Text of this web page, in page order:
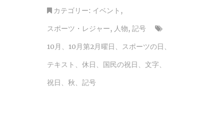
カテゴリー: イベント ,
スポーツ・レジャー, 人物, 記号
10月 、 10月第2月曜日 、 スポーツの日 、
テキスト 、 休日 、 国民の祝日 、 文字、
祝日 、 秋、 記号